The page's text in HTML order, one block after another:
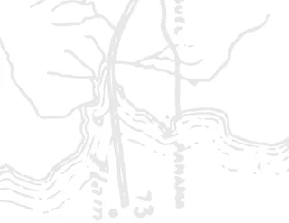
Traditionen
– Entdecke das
Leben der Thorwaler und
Gjalsker
Landschaft &
Reisebeschreibungen
– Von den
Küsten über die Gebirge bis ins
Hochland.
✔ Detailreiche Karten– Drei
große A3-Regionalkarten